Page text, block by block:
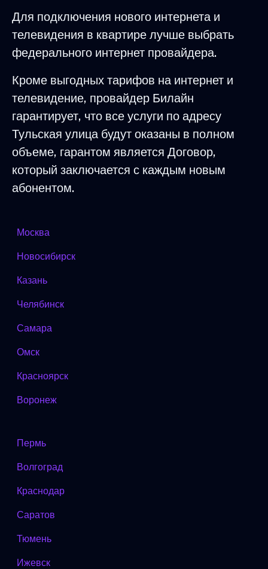
Для подключения нового интернета и
телевидения в квартире лучше выбрать
федерального интернет провайдера.
Кроме выгодных тарифов на интернет и
телевидение, провайдер Билайн
гарантирует, что все услуги по адресу
Тульская улица будут оказаны в полном
объеме, гарантом является Договор,
который заключается с каждым новым
абонентом.
Москва
Новосибирск
Казань
Челябинск
Самара
Омск
Красноярск
Воронеж
Пермь
Волгоград
Краснодар
Саратов
Тюмень
Ижевск